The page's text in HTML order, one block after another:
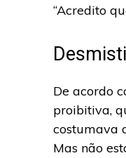
“Acredito
De acordo
proibitiva,
costumava
Mas não